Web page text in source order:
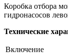
Коробка отбора
гидронасосов
Технические
Включение